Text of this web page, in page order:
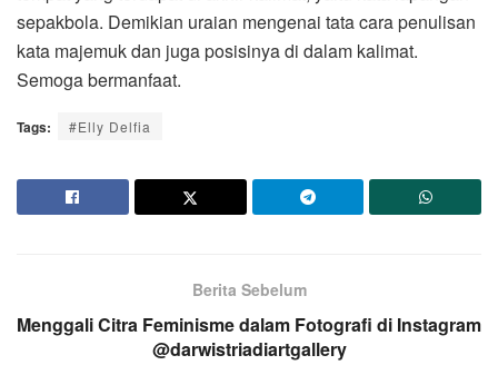
sepakbola. Demikian uraian mengenai tata cara penulisan
kata majemuk dan juga posisinya di dalam kalimat.
Semoga bermanfaat.
Tags: #Elly Delfia
Berita Sebelum
Menggali Citra Feminisme dalam Fotografi di Instagram
@darwistriadiartgallery